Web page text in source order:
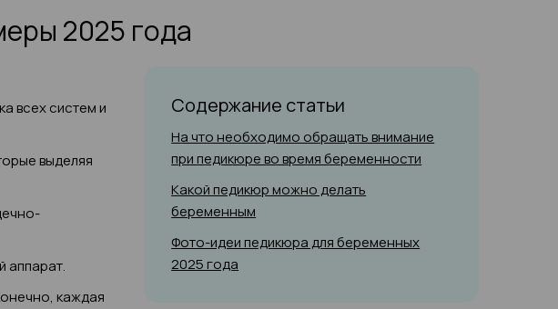
2025 года
всех систем и
выделяя
аппарат.
каждая
Содержание статьи
На что необходимо обращать внимание
при педикюре во время беременности
Какой педикюр можно делать
беременным
Фото-идеи педикюра для беременных
2025 года